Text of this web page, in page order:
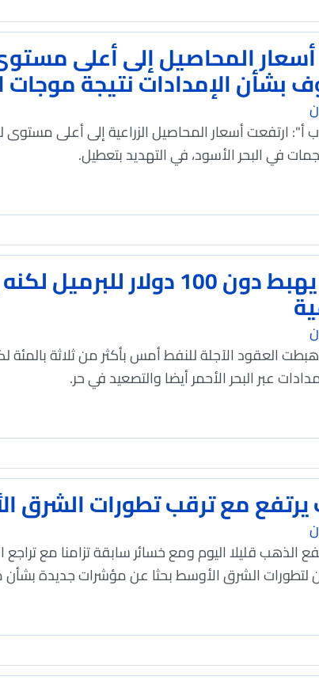
بشأن الإمدادات نتيجة موجات
أ": ارتفعت أسعار المحاصيل الزراعية إلى أعلى
في البحر الأسود، في التهديد بتعطيل.
النفط يهبط دون 100
العقود الآجلة للنفط أمس بأكثر من ثلاثة
عبر البحر الأحمر أيضا والتصعيد في حر.
يرتفع مع ترقب تطورات الشرق
الذهب قليلا اليوم ومع خسائر سابقة تزامنا مع
لتطورات الشرق الأوسط بحثا عن مؤشرات جديدة